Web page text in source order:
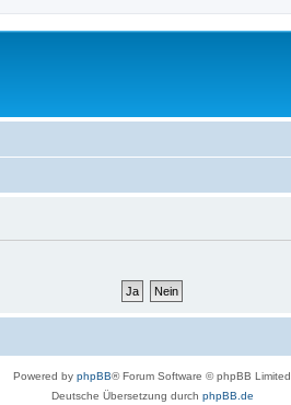
Powered by phpBB® Forum Software © phpBB Limited
Deutsche Übersetzung durch phpBB.de